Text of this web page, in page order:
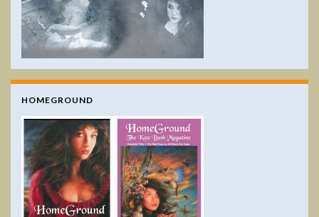
HOMEGROUND